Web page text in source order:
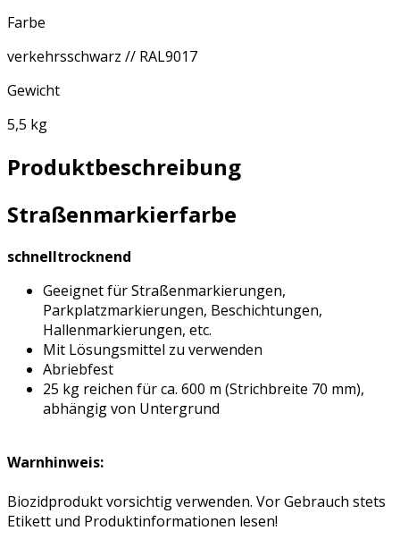
Farbe
verkehrsschwarz // RAL9017
Gewicht
5,5 kg
Produktbeschreibung
Straßenmarkierfarbe
schnelltrocknend
Geeignet für Straßenmarkierungen,
Parkplatzmarkierungen, Beschichtungen,
Hallenmarkierungen, etc.
Mit Lösungsmittel zu verwenden
Abriebfest
25 kg reichen für ca. 600 m (Strichbreite 70 mm),
abhängig von Untergrund
Warnhinweis:
Biozidprodukt vorsichtig verwenden. Vor Gebrauch stets
Etikett und Produktinformationen lesen!